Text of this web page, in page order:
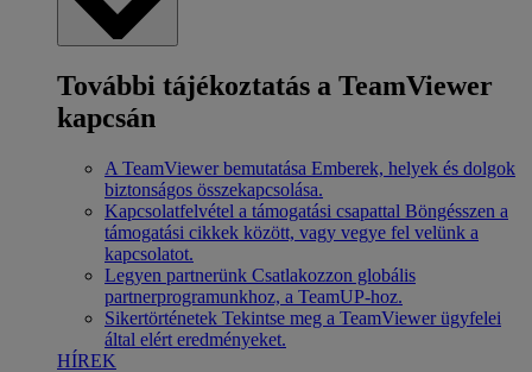
További tájékoztatás a TeamViewer
kapcsán
A TeamViewer bemutatása Emberek, helyek és dolgok
biztonságos összekapcsolása.
Kapcsolatfelvétel a támogatási csapattal Böngésszen a
támogatási cikkek között, vagy vegye fel velünk a
kapcsolatot.
Legyen partnerünk Csatlakozzon globális
partnerprogramunkhoz, a TeamUP-hoz.
Sikertörténetek Tekintse meg a TeamViewer ügyfelei
által elért eredményeket.
HÍREK